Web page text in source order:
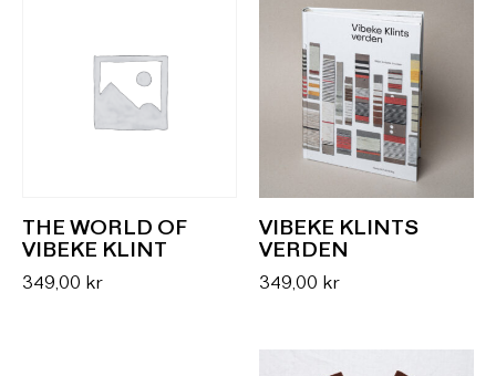
THE WORLD OF
VIBEKE KLINT
349,00 kr
VIBEKE KLINTS
VERDEN
349,00 kr